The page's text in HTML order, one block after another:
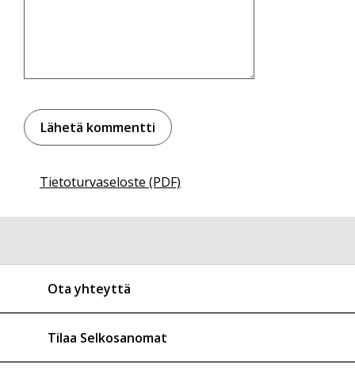
Tietoturvaseloste (PDF)
Ota yhteyttä
Tilaa Selkosanomat